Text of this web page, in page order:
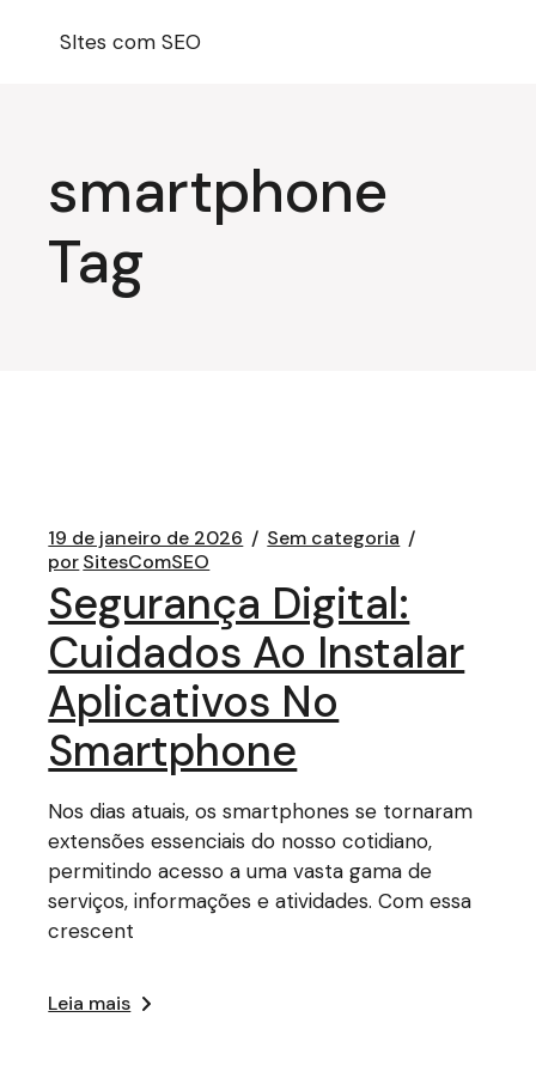
SItes com SEO
smartphone
Tag
19 de janeiro de 2026
Sem categoria
porSitesComSEO
Segurança Digital:
Cuidados Ao Instalar
Aplicativos No
Smartphone
Nos dias atuais, os smartphones se tornaram
extensões essenciais do nosso cotidiano,
permitindo acesso a uma vasta gama de
serviços, informações e atividades. Com essa
crescent
Leia mais